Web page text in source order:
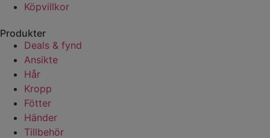
Köpvillkor
Produkter
Deals & fynd
Ansikte
Hår
Kropp
Fötter
Händer
Tillbehör